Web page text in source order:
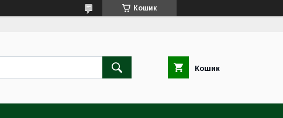
Кошик
Кошик